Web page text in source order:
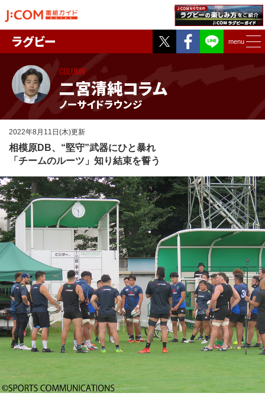
Twitter
Facebook
menu
ラグビー
二宮清純コラム
ノーサイドラウンジ
COLUMN
2022年8月11日(木)更新
相模原DB、“堅守”武器にひと暴れ
「チームのルーツ」知り結束を誓う